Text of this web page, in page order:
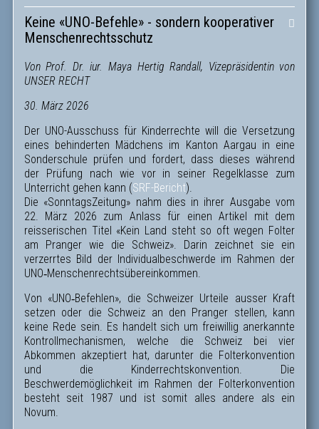
Keine «UNO-Befehle» - sondern kooperativer
Menschenrechtsschutz
Von Prof. Dr. iur. Maya Hertig Randall, Vizepräsidentin von
UNSER RECHT
30. März 2026
Der UNO-Ausschuss für Kinderrechte will die Versetzung
eines behinderten Mädchens im Kanton Aargau in eine
Sonderschule prüfen und fordert, dass dieses während
der Prüfung nach wie vor in seiner Regelklasse zum
Unterricht gehen kann (SRF-Bericht).
Die «SonntagsZeitung» nahm dies in ihrer Ausgabe vom
22. März 2026 zum Anlass für einen Artikel mit dem
reisserischen Titel «Kein Land steht so oft wegen Folter
am Pranger wie die Schweiz». Darin zeichnet sie ein
verzerrtes Bild der Individualbeschwerde im Rahmen der
UNO‑Menschenrechtsübereinkommen.
Von «UNO‑Befehlen», die Schweizer Urteile ausser Kraft
setzen oder die Schweiz an den Pranger stellen, kann
keine Rede sein. Es handelt sich um freiwillig anerkannte
Kontrollmechanismen, welche die Schweiz bei vier
Abkommen akzeptiert hat, darunter die Folterkonvention
und die Kinderrechtskonvention. Die
Beschwerdemöglichkeit im Rahmen der Folterkonvention
besteht seit 1987 und ist somit alles andere als ein
Novum.